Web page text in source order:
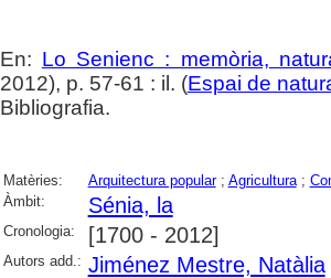
En: Lo Senienc : memòria,
2012), p. 57-61 : il. (Espai de
Bibliografia.
Matèries: Arquitectura popular; Agricultura;
Àmbit:
Sénia, la
Cronologia: [1700 - 2012]
Autors add.: Jiménez Mestre, Natàlia